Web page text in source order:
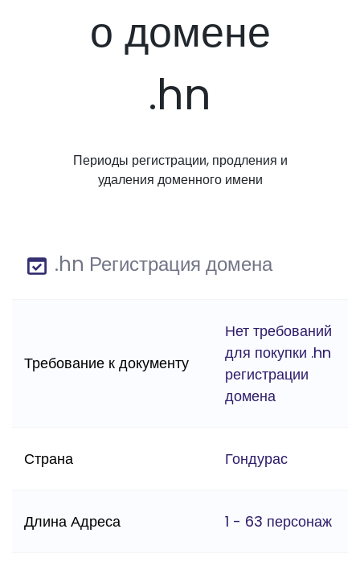
о домене
.hn
Периоды регистрации, продления и
удаления доменного имени
.hn Регистрация домена
Требование к документу
Нет требований
для покупки .hn
регистрации
домена
Страна Гондурас
Длина Адреса 1 - 63 персонаж